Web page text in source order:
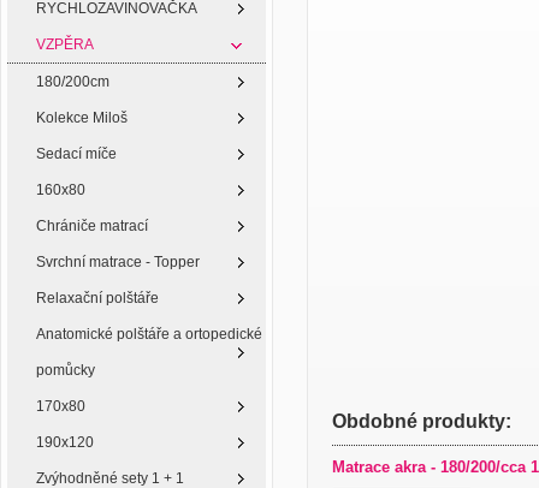
RYCHLOZAVINOVAČKA
VZPĚRA
180/200cm
Kolekce Miloš
Sedací míče
160x80
Chrániče matrací
Svrchní matrace - Topper
Relaxační polštáře
Anatomické polštáře a ortopedické
pomůcky
170x80
190x120
Zvýhodněné sety 1 + 1
Obdobné produkty:
Matrace akra - 180/200/cca